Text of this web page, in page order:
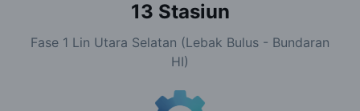
13 Stasiun
Fase 1 Lin Utara Selatan (Lebak Bulus - Bundaran
HI)